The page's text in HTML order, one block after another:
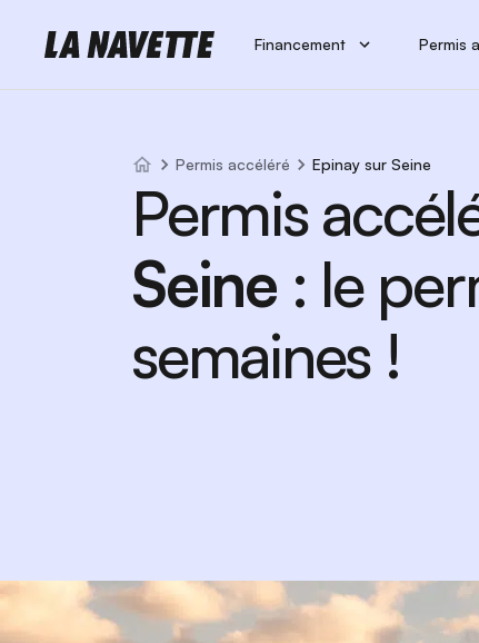
Financement Permis
Permis accéléré Epinay sur Seine
Permis
Seine : le
semaines !